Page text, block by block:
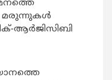
മരുന്നുകള്‍
ആര്‍ജിസിബി